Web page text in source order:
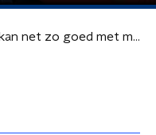
Willibrord Frequin: 'Ik kan net zo goed met mijn zus gaan samenwonen'